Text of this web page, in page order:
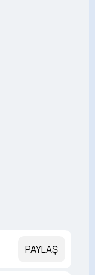
PAYLAŞ